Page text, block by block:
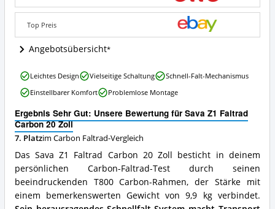
Zoll
Angebote:
Wo
ist
dieses
Faltrad
erhältlich?
Top Preis
Angebotsübersicht
Ergebnis Sehr Gut: Unsere Bewertung für Sava Z1 Faltrad
Carbon 20 Zoll
7. Platzim Carbon Faltrad-Vergleich
Das Sava Z1 Faltrad Carbon 20 Zoll besticht in deinem
persönlichen Carbon-Faltrad-Test durch seinen
beeindruckenden T800 Carbon-Rahmen, der Stärke mit
einem bemerkenswerten Gewicht von 9,9 kg verbindet.
Sava
Z1
Faltrad
20
Zoll
Vorteile:
Was
spricht
für
dieses
Carbon
Faltrad?
Leichtes Design Vielseitige Schaltung
Schnell-Falt-Mechanismus
Einstellbarer Komfort
Problemlose Montage